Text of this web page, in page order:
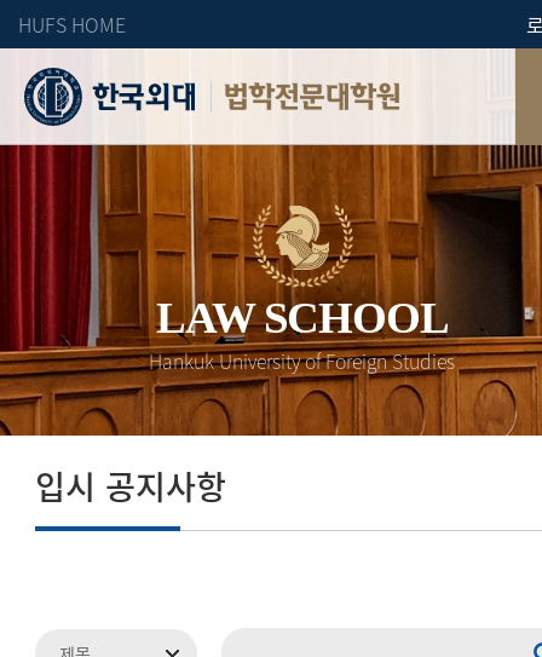
HUFS HOME
법학전문대학원
LAW SCHOOL
Hankuk University of Foreign Studies
입시 공지사항